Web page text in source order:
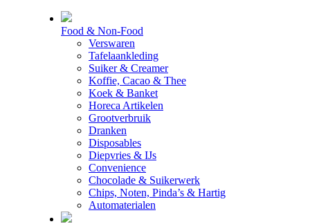
Food & Non-Food
Verswaren
Tafelaankleding
Suiker & Creamer
Koffie, Cacao & Thee
Koek & Banket
Horeca Artikelen
Grootverbruik
Dranken
Disposables
Diepvries & IJs
Convenience
Chocolade & Suikerwerk
Chips, Noten, Pinda’s & Hartig
Automaterialen